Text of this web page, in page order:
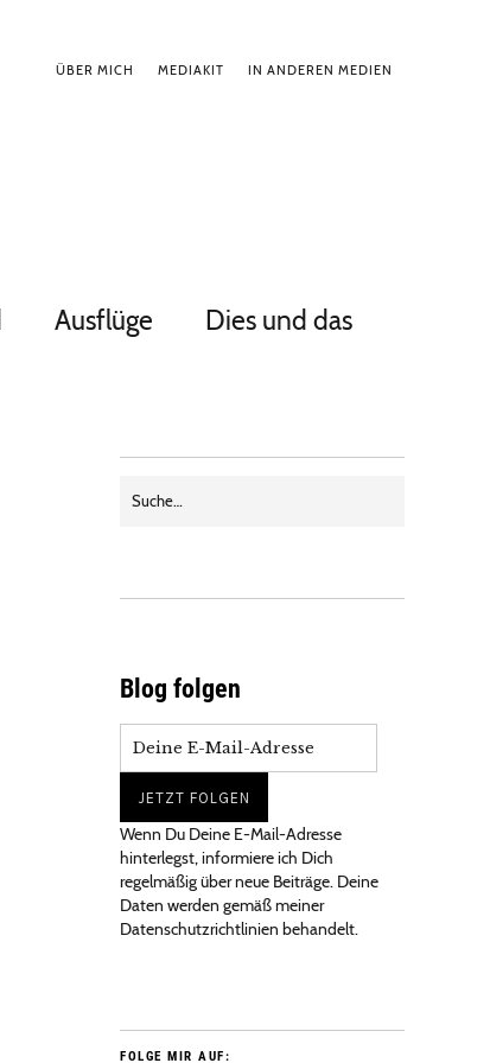
ÜBER MICH MEDIAKIT IN ANDEREN MEDIEN
Ausflüge Dies und das
Blog folgen
Wenn Du Deine E-Mail-Adresse
hinterlegst, informiere ich Dich
regelmäßig über neue Beiträge. Deine
Daten werden gemäß meiner
Datenschutzrichtlinien behandelt.
FOLGE MIR AUF: